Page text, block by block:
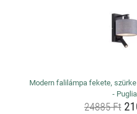
Modern falilámpa fekete,
- Puglia
24885 Ft